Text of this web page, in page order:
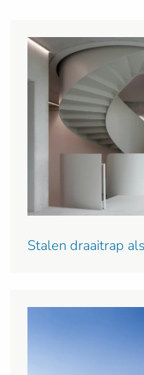
Stalen draaitrap